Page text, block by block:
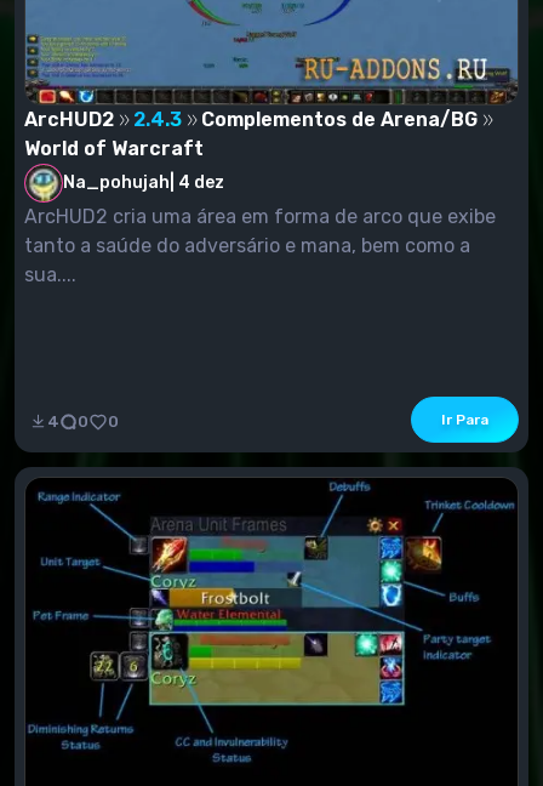
ArcHUD2 2.4.3
Complementos de Arena/BG
World of Warcraft
Na_pohujah 4 dez
ArcHUD2 cria uma área em forma de arco que exibe
tanto a saúde do adversário e mana, bem como a
sua....
4 0 0 Ir Para